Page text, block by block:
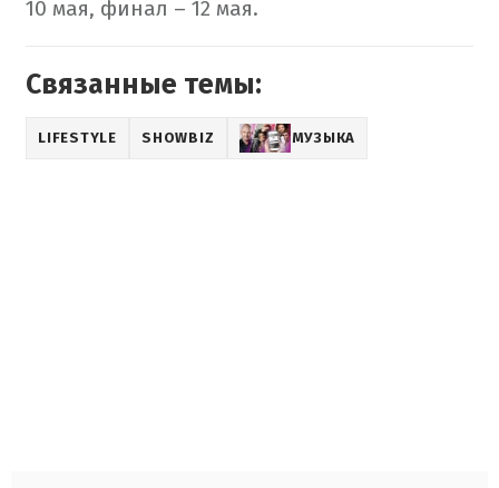
10 мая, финал – 12 мая.
Связанные темы:
LIFESTYLE SHOWBIZ МУЗЫКА